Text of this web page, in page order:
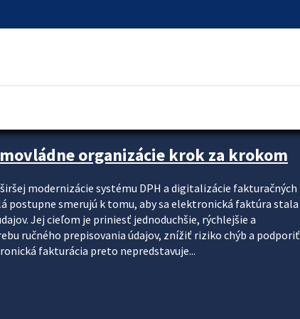
organizácie krok za krokom
modernizácie systému DPH a digitalizácie fakturačných
postupne smerujú k tomu, aby sa elektronická faktúra stala
Jej cieľom je priniesť jednoduchšie, rýchlejšie a
ručného prepisovania údajov, znížiť riziko chýb a podporiť
fakturácia preto nepredstavuje...